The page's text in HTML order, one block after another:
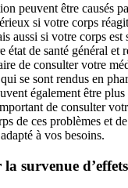
peuvent être causés
si votre corps
aussi si votre corps est
état de santé général et
de consulter votre
se sont rendus en
également être plus
de consulter
de ces problèmes et
à vos besoins.
survenue